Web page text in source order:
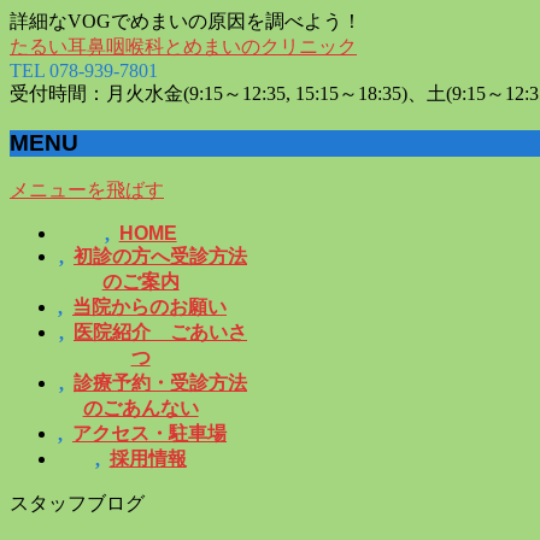
詳細なVOGでめまいの原因を調べよう！
たるい耳鼻咽喉科とめまいのクリニック
TEL 078-939-7801
受付時間：月火水金(9:15～12:35, 15:15～18:35)、土(9:15～
MENU
メニューを飛ばす
HOME
初診の方へ受診方法
のご案内
当院からのお願い
医院紹介 ごあいさ
つ
診療予約・受診方法
のごあんない
アクセス・駐車場
採用情報
スタッフブログ